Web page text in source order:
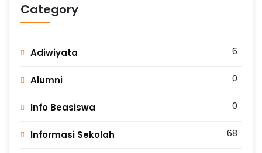
Category
Adiwiyata 6
Alumni 0
Info Beasiswa 0
Informasi Sekolah 68